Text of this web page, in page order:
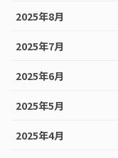
2025年8月
2025年7月
2025年6月
2025年5月
2025年4月